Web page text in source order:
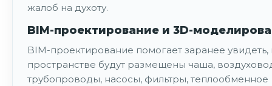
жалоб на духоту.
BIM-проектирование и 3D-
BIM-проектирование помогает заранее
пространстве будут размещены чаша,
трубопроводы, насосы, фильтры, теплообменное